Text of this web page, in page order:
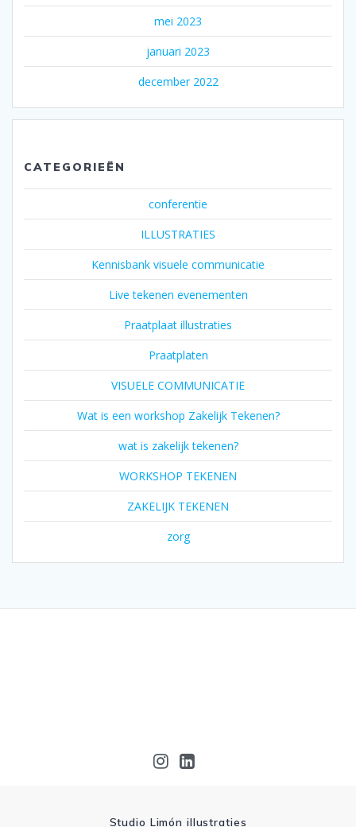
mei 2023
januari 2023
december 2022
CATEGORIEËN
conferentie
ILLUSTRATIES
Kennisbank visuele communicatie
Live tekenen evenementen
Praatplaat illustraties
Praatplaten
VISUELE COMMUNICATIE
Wat is een workshop Zakelijk Tekenen?
wat is zakelijk tekenen?
WORKSHOP TEKENEN
ZAKELIJK TEKENEN
zorg
Studio Limón illustraties